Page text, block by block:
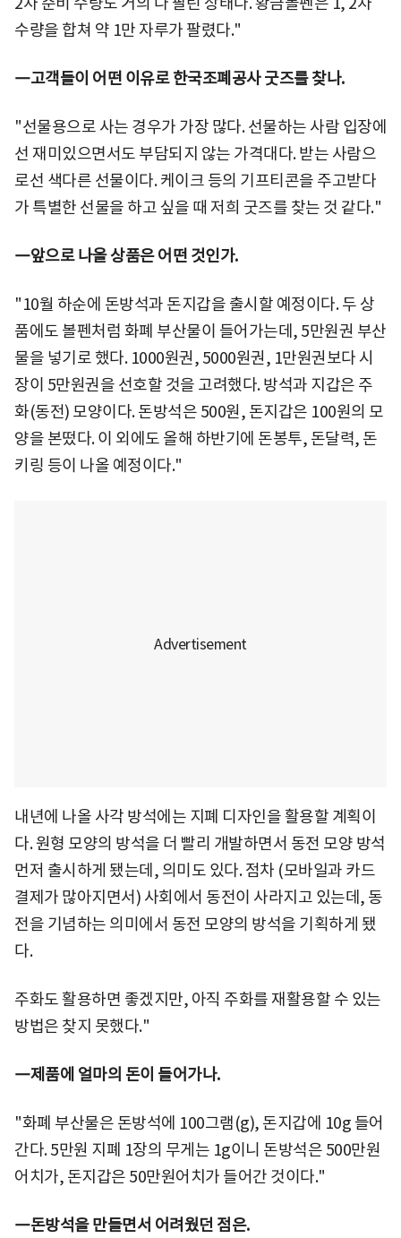
수량을 합쳐 약 1만 자루가 팔렸다."
―고객들이 어떤 이유로 한국조폐공사 굿즈를 찾나.
"선물용으로 사는 경우가 가장 많다. 선물하는 사람 입장에
선 재미있으면서도 부담되지 않는 가격대다. 받는 사람으
로선 색다른 선물이다. 케이크 등의 기프티콘을 주고받다
가 특별한 선물을 하고 싶을 때 저희 굿즈를 찾는 것 같다."
―앞으로 나올 상품은 어떤 것인가.
"10월 하순에 돈방석과 돈지갑을 출시할 예정이다. 두 상
품에도 볼펜처럼 화폐 부산물이 들어가는데, 5만원권 부산
물을 넣기로 했다. 1000원권, 5000원권, 1만원권보다 시
장이 5만원권을 선호할 것을 고려했다. 방석과 지갑은 주
화(동전) 모양이다. 돈방석은 500원, 돈지갑은 100원의 모
양을 본떴다. 이 외에도 올해 하반기에 돈봉투, 돈달력, 돈
키링 등이 나올 예정이다."
내년에 나올 사각 방석에는 지폐 디자인을 활용할 계획이
다. 원형 모양의 방석을 더 빨리 개발하면서 동전 모양 방석
먼저 출시하게 됐는데, 의미도 있다. 점차 (모바일과 카드
결제가 많아지면서) 사회에서 동전이 사라지고 있는데, 동
전을 기념하는 의미에서 동전 모양의 방석을 기획하게 됐
다.
주화도 활용하면 좋겠지만, 아직 주화를 재활용할 수 있는
방법은 찾지 못했다."
―제품에 얼마의 돈이 들어가나.
"화폐 부산물은 돈방석에 100그램(g), 돈지갑에 10g 들어
간다. 5만원 지폐 1장의 무게는 1g이니 돈방석은 500만원
어치가, 돈지갑은 50만원어치가 들어간 것이다."
―돈방석을 만들면서 어려웠던 점은.